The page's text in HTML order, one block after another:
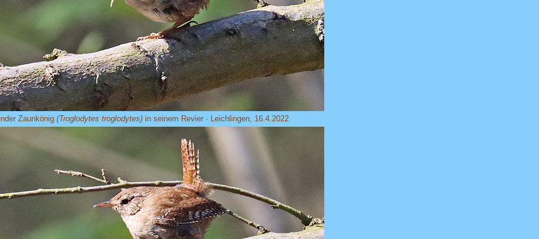
Zaunkönig (Troglodytes troglodytes) in seinem Revier · Leichlingen, 16.4.2022